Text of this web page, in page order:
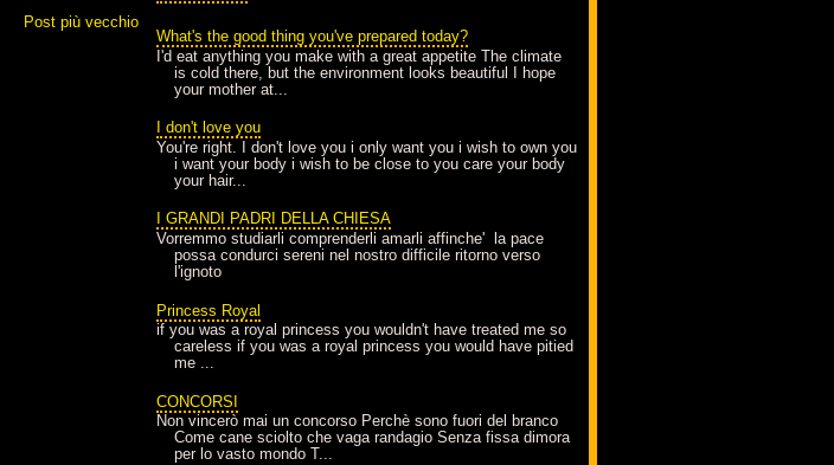
Post più vecchio
What's the good thing you've prepared today?
I'd eat anything you make with a great appetite The climate
is cold there, but the environment looks beautiful I hope
your mother at...
I don't love you
You're right. I don't love you i only want you i wish to own you
i want your body i wish to be close to you care your body
your hair...
I GRANDI PADRI DELLA CHIESA
Vorremmo studiarli comprenderli amarli affinche' la pace
possa condurci sereni nel nostro difficile ritorno verso
l'ignoto
Princess Royal
if you was a royal princess you wouldn't have treated me so
careless if you was a royal princess you would have pitied
me ...
CONCORSI
Non vincerò mai un concorso Perchè sono fuori del branco
Come cane sciolto che vaga randagio Senza fissa dimora
per lo vasto mondo T...